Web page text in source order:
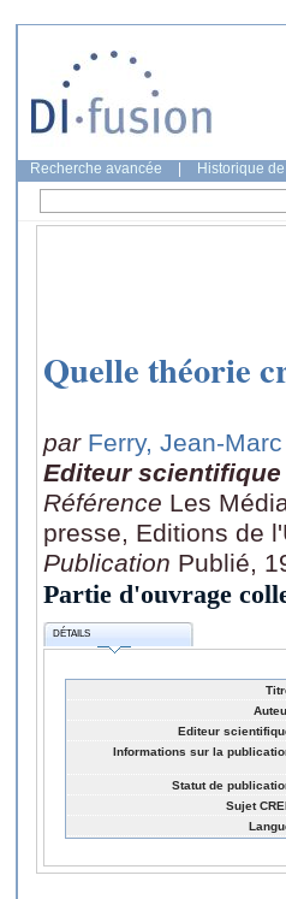
Recherche avancée Historique
Quelle théorie
par Ferry, Jean-Marc
Editeur scientifique
Référence Les
presse, Editions de
Publication Publié,
Partie d'ouvrage
DÉTAILS
Editeur
Informations sur la
Statut de
Sujet